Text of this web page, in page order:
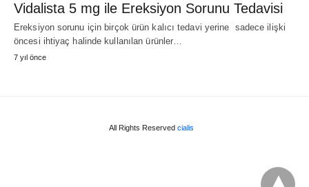
Vidalista 5 mg ile Ereksiyon Sorunu Tedavisi
Ereksiyon sorunu için birçok ürün kalıcı tedavi yerine sadece ilişki
öncesi ihtiyaç halinde kullanılan ürünler…
7 yıl önce
All Rights Reserved cialis